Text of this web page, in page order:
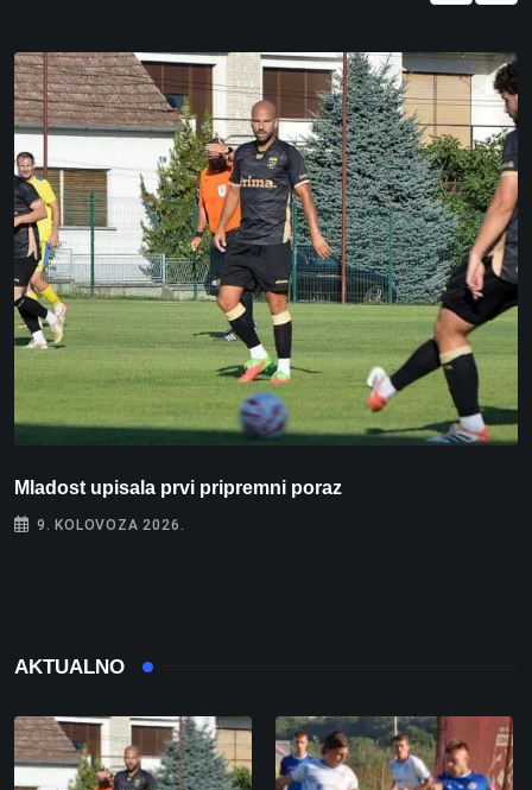
Mladost upisala prvi pripremni poraz
9. KOLOVOZA 2026.
AKTUALNO